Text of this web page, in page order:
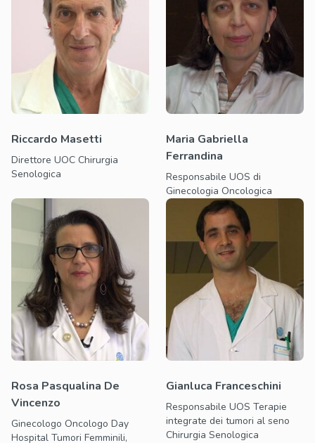
Riccardo Masetti
Direttore UOC Chirurgia
Senologica
Maria Gabriella
Ferrandina
Responsabile UOS di
Ginecologia Oncologica
Rosa Pasqualina De
Vincenzo
Ginecologo Oncologo Day
Hospital Tumori Femminili,
Gianluca Franceschini
Responsabile UOS Terapie
integrate dei tumori al seno
Chirurgia Senologica